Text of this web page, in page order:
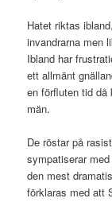
Hatet riktas
invandrarna men
Ibland har
ett allmänt
en förfluten tid då
män.
De röstar på
sympatiserar
den mest
förklaras med att